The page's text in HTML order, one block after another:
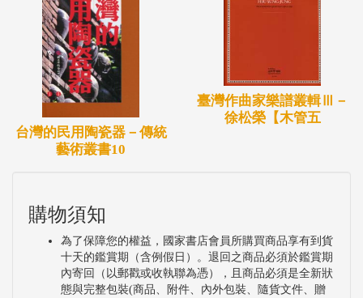
台灣的民用陶瓷器－傳統
藝術叢書10
臺灣作曲家樂譜叢輯Ⅲ－
徐松榮【木管五
購物須知
為了保障您的權益，國家書店會員所購買商品享有到貨
十天的鑑賞期（含例假日）。退回之商品必須於鑑賞期
內寄回（以郵戳或收執聯為憑），且商品必須是全新狀
態與完整包裝(商品、附件、內外包裝、隨貨文件、贈